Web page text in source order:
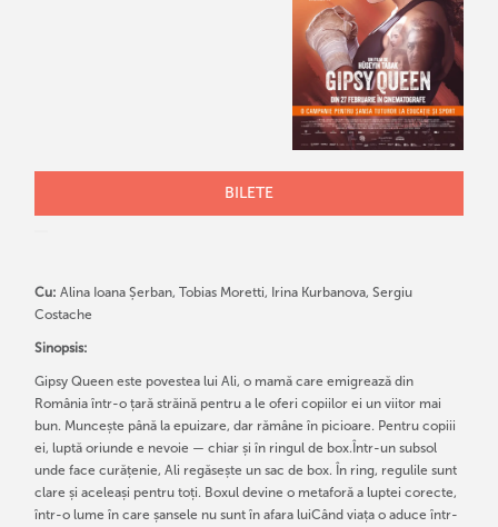
BILETE
Cu: Alina Ioana Șerban, Tobias Moretti, Irina Kurbanova, Sergiu
Costache
Sinopsis:
Gipsy Queen este povestea lui Ali, o mamă care emigrează din
România într-o țară străină pentru a le oferi copiilor ei un viitor mai
bun. Muncește până la epuizare, dar rămâne în picioare. Pentru copiii
ei, luptă oriunde e nevoie — chiar și în ringul de box.Într-un subsol
unde face curățenie, Ali regăsește un sac de box. În ring, regulile sunt
clare și aceleași pentru toți. Boxul devine o metaforă a luptei corecte,
într-o lume în care șansele nu sunt în afara luiCând viața o aduce într-